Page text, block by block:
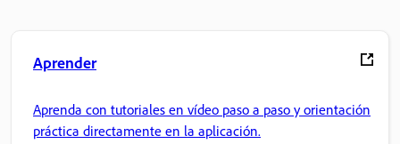
Aprender
Aprenda con tutoriales en vídeo paso a paso y orientación
práctica directamente en la aplicación.